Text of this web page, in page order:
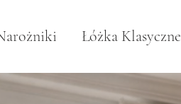
Łóżka Klasyczne